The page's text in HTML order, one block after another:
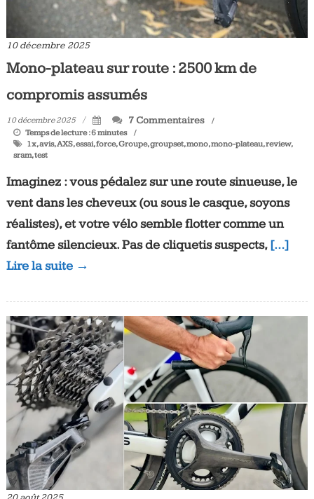
10 décembre 2025
Mono-plateau sur route : 2500 km de
compromis assumés
10 décembre 2025 7 Commentaires
Temps de lecture :6minutes
1x,avis,AXS,essai,force,Groupe,groupset,mono,mono-plateau,review,
sram,test
Imaginez : vous pédalez sur une route sinueuse, le
vent dans les cheveux (ou sous le casque, soyons
réalistes), et votre vélo semble flotter comme un
fantôme silencieux. Pas de cliquetis suspects,[…]
Lire la suite →